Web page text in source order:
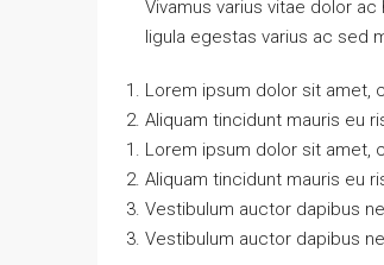
Vivamus varius vitae dolor
ligula egestas varius ac sed
Lorem ipsum dolor sit amet,
Aliquam tincidunt mauris eu
Lorem ipsum dolor sit amet,
Aliquam tincidunt mauris eu
Vestibulum auctor dapibus
Vestibulum auctor dapibus